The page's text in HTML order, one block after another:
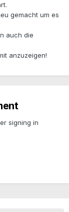
gemacht um es
auch die
anzuzeigen!
signing in